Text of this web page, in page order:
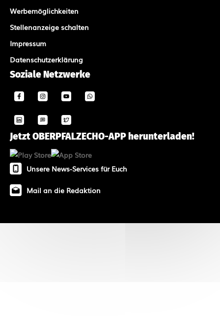
Werbemöglichkeiten
Stellenanzeige schalten
Impressum
Datenschutzerklärung
Soziale Netzwerke
Jetzt OBERPFALZECHO-APP herunterladen!
Unsere News-Services für Euch
Mail an die Redaktion